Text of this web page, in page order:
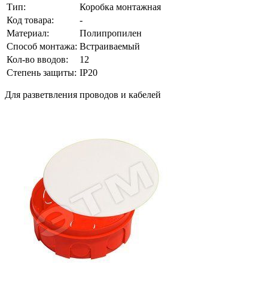
Тип:
Коробка монтажная
Код товара:
-
Материал:
Полипропилен
Способ монтажа: Встраиваемый
Кол-во вводов:
12
Степень защиты: IP20
Для разветвления проводов и кабелей